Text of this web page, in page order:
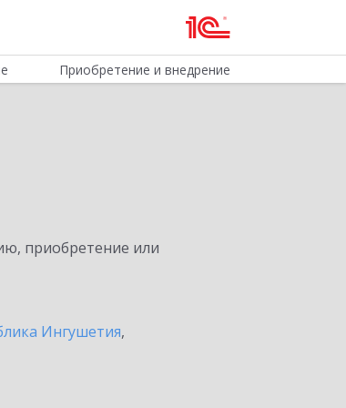
Приобретение и внедрение
приобретение или
Ингушетия,